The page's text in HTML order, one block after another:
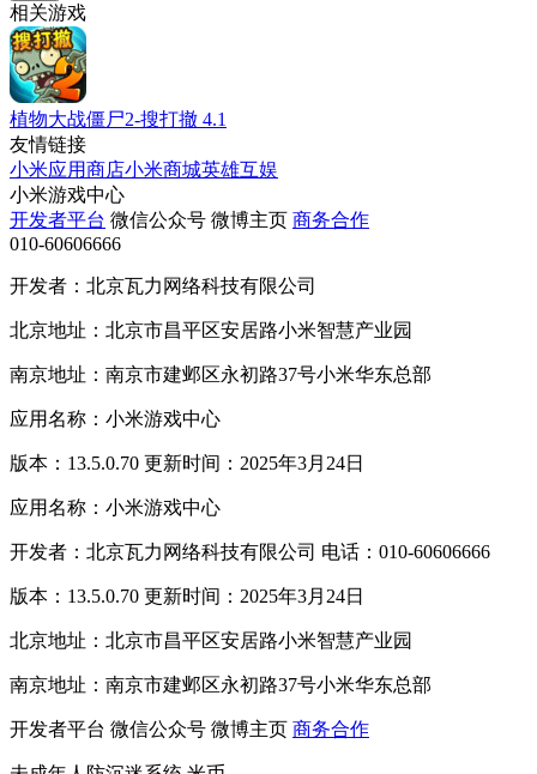
相关游戏
植物大战僵尸2-搜打撤 4.1
友情链接
小米应用商店小米商城英雄互娱
小米游戏中心
开发者平台 微信公众号 微博主页 商务合作
010-60606666
开发者：北京瓦力网络科技有限公司
北京地址：北京市昌平区安居路小米智慧产业园
南京地址：南京市建邺区永初路37号小米华东总部
应用名称：小米游戏中心
版本：13.5.0.70 更新时间：2025年3月24日
应用名称：小米游戏中心
开发者：北京瓦力网络科技有限公司 电话：010-60606666
版本：13.5.0.70 更新时间：2025年3月24日
北京地址：北京市昌平区安居路小米智慧产业园
南京地址：南京市建邺区永初路37号小米华东总部
开发者平台 微信公众号 微博主页 商务合作